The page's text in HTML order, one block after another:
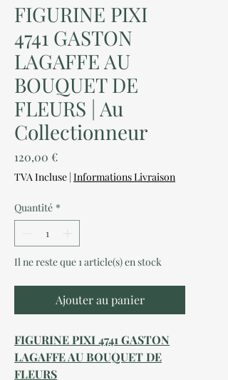
FIGURINE PIXI
4741 GASTON
LAGAFFE AU
BOUQUET DE
FLEURS | Au
Collectionneur
120,00 €Prix
TVA Incluse | Informations Livraison
Quantité *
Il ne reste que 1 article(s) en stock
Ajouter au panier
FIGURINE PIXI 4741 GASTON
LAGAFFE AU BOUQUET DE
FLEURS